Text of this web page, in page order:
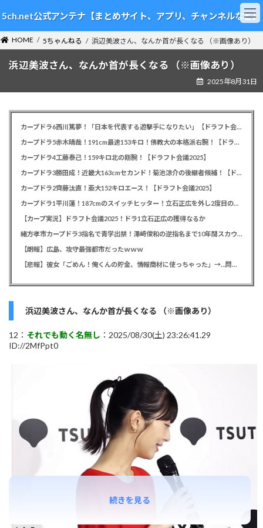
ン
テ
ン
ツ
ビ
ゲ
ー
シ
5ch.net公式アンテナ【まとめサイト、アプリ、チャンネルなど】
HOME 5ちゃんねる 浜辺美波さん、なんか首が長くなる （※画像あり）
浜辺美波さん、なんか首が長くなる （※画像あり）
2025年8月31日
カープドラ6西川篤夢！「日本を代表する遊撃手になりたい」【ドラフト会議2025】
カープドラ5赤木晴哉！191cm最速153キロ！佛教大の本格派右腕！【ドラフト会議2025】
カープドラ4工藤泰己！159キロ北の剛腕！【ドラフト会議2025】
カープドラ3勝田成！近畿大163cmセカンド！菊池涼介の後継者候補！【ドラフト会議2025】
カープドラ2齊藤汰直！亜大152キロエース！【ドラフト会議2025】
カープドラ1平川蓮！187cmのスイッチヒッター！立石正広を外し2度目の重複も新井監督がクジを引き当てる！【ドラフト会議2025】
【カープ実況】ドラフト会議2025！ドラ1立石正広の獲得なるか
緒方孝市カープドラ3指名で青学出禁！澤﨑俊和の逆指名まで10年間スカウト出禁
【朗報】広島、攻守最強都市だったｗｗｗ
【悲報】彼女「ごめん！俺くんの貯金、情報商材に使っちゃった」→…問い詰めたらギャン泣きされたんだが俺が悪いのか？
浜辺美波さん、なんか首が長くなる （※画像あり）
12： それでも動く名無し ：2025/08/30(土) 23:26:41.29
ID://2MfPpt0
続きを見る